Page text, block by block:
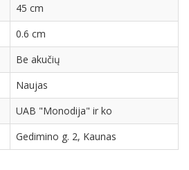
45 cm
0.6 cm
Be akučių
Naujas
UAB "Monodija" ir ko
Gedimino g. 2, Kaunas